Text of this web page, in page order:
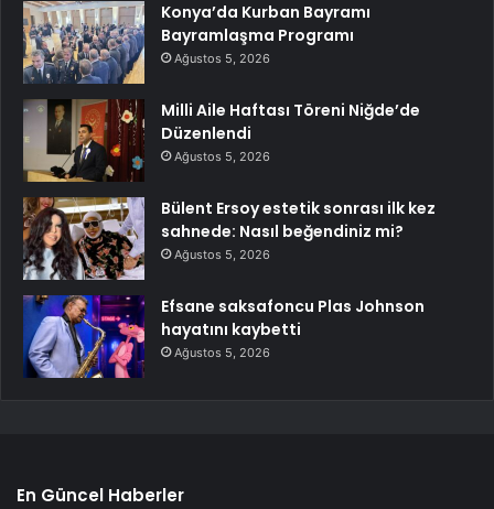
Konya’da Kurban Bayramı
Bayramlaşma Programı
Ağustos 5, 2026
Milli Aile Haftası Töreni Niğde’de
Düzenlendi
Ağustos 5, 2026
Bülent Ersoy estetik sonrası ilk kez
sahnede: Nasıl beğendiniz mi?
Ağustos 5, 2026
Efsane saksafoncu Plas Johnson
hayatını kaybetti
Ağustos 5, 2026
En Güncel Haberler